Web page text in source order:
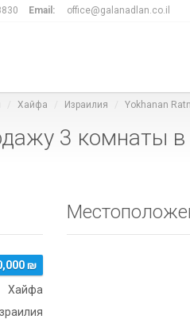
Email: office@galanadlan.co.il
Хайфа Израилия Yokhanan
3 комнаты в
₪
Хайфа